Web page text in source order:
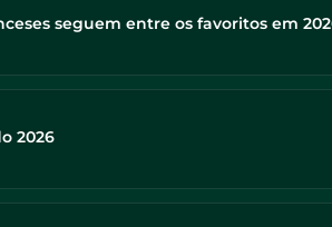
seguem entre os favoritos em
2026